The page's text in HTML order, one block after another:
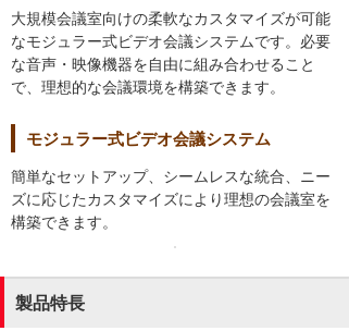
大規模会議室向けの柔軟なカスタマイズが可能
なモジュラー式ビデオ会議システムです。必要
な音声・映像機器を自由に組み合わせること
で、理想的な会議環境を構築できます。
モジュラー式ビデオ会議システム
簡単なセットアップ、シームレスな統合、ニー
ズに応じたカスタマイズにより理想の会議室を
構築できます。
製品特長